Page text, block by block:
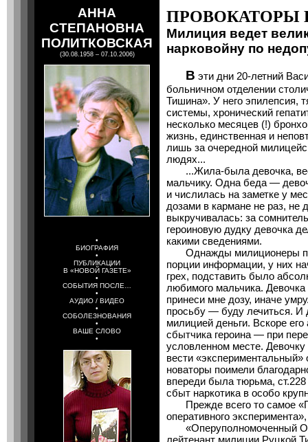
АННА
СТЕПАНОВНА
ПОЛИТКОВСКАЯ
(30.08.1958 – 07.10.2006)
•
БИОГРАФИЯ
•
ПУБЛИКАЦИИ
В «НОВОЙ ГАЗЕТЕ»
•
СОБЫТИЯ ПОСЛЕ…
•
АУДИО / ВИДЕО
•
СОБОЛЕЗНОВАНИЯ
•
ВАШЕ СЛОВО
•
ПРОВОКАТОРЫ
Милиция ведет
нарковойну по
В эти дни 20-летний
больничном отделении
Тишина». У него эпилепсия,
системы, хронический
несколько месяцев (!)
жизнь, единственная и
лишь за очередной
людях...
...Жила-была девочка,
мальчику. Одна беда —
и числилась на заметке у
дозами в кармане не раз, не
выкручивалась: за
героиновую дудку девочка
какими сведениями.
Однажды милиционеры
порции информации, у них
грех, подставить было
любимого мальчика.
принеси мне дозу, иначе
просьбу — буду лечиться. И
милицией деньги. Вскоре
сбытчика героина — при
условленном месте.
вести
новаторы поимели
впереди была тюрьма,
сбыт наркотика в особо
Прежде всего то самое
оперативного
«Оперуполномоченный
лейтенант милиции Руцкой